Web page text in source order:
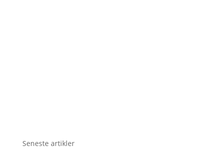
Seneste artikler